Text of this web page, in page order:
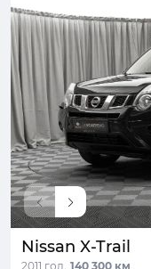
Nissan X-Trail
2011 год, 140 300 км